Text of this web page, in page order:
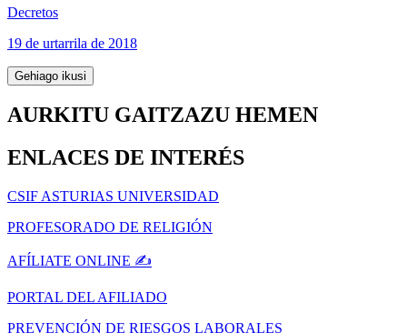
Decretos
19 de urtarrila de 2018
Gehiago ikusi
AURKITU GAITZAZU HEMEN
ENLACES DE INTERÉS
CSIF ASTURIAS UNIVERSIDAD
PROFESORADO DE RELIGIÓN
AFÍLIATE ONLINE ✍️
PORTAL DEL AFILIADO
PREVENCIÓN DE RIESGOS LABORALES